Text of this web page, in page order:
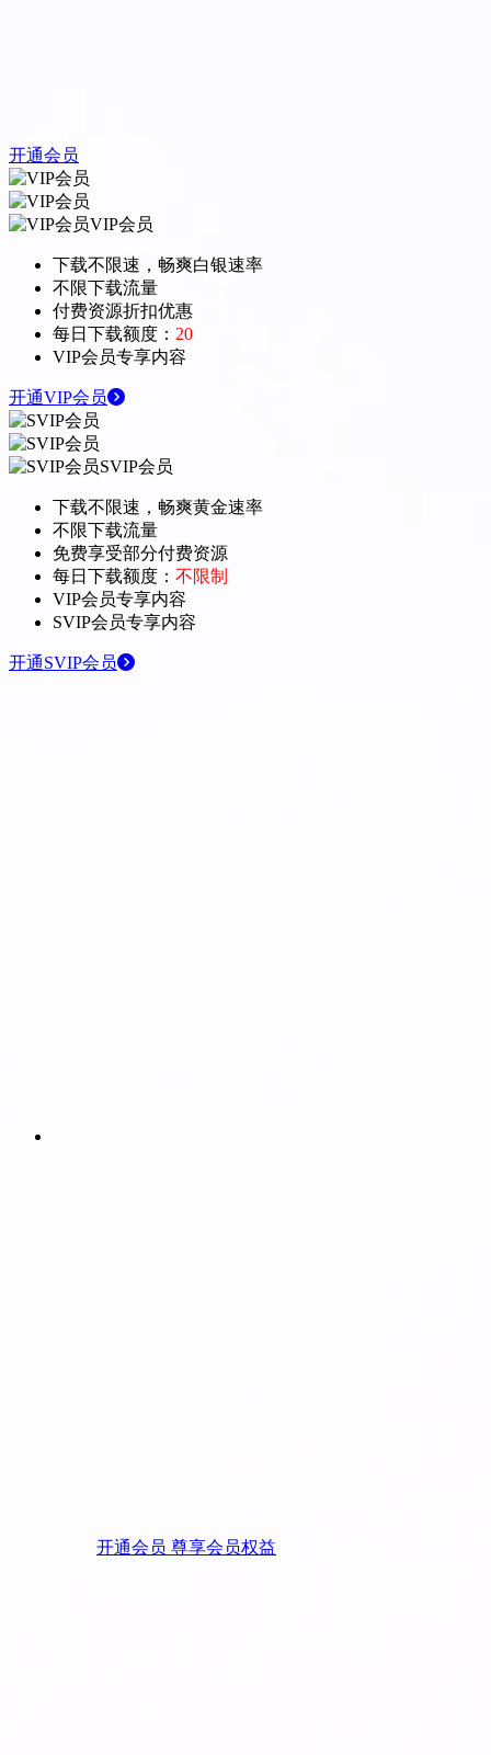
开通会员
VIP会员
下载不限速，畅爽白银速率
不限下载流量
付费资源折扣优惠
每日下载额度： 20
VIP会员专享内容
开通VIP会员
SVIP会员
下载不限速，畅爽黄金速率
不限下载流量
免费享受部分付费资源
每日下载额度： 不限制
VIP会员专享内容
SVIP会员专享内容
开通SVIP会员
开通会员 尊享会员权益